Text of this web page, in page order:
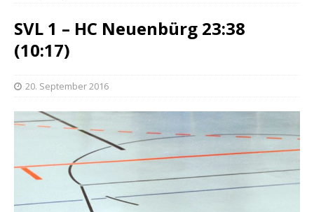
SVL 1 – HC Neuenbürg 23:38
(10:17)
20. September 2016